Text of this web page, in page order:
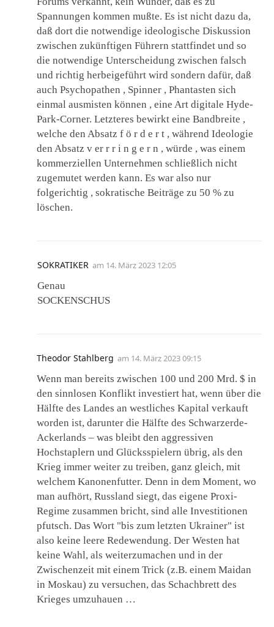
Spannungen kommen mußte. Es ist nicht dazu da,
daß dort die notwendige ideologische Diskussion
zwischen zukünftigen Führern stattfindet und so
die notwendige Unterscheidung zwischen falsch
und richtig herbeigeführt wird sondern dafür, daß
auch Psychopathen , Spinner , Phantasten sich
einmal ausmisten können , eine Art digitale Hyde-
Park-Corner. Letzteres bewirkt eine Bandbreite ,
welche den Absatz f ö r d e r t , während Ideologie
den Absatz v er r r i n g e r n , würde , was einem
kommerziellen Unternehmen schließlich nicht
zugemutet werden kann. Es war also nur
folgerichtig , sokratische Beiträge zu 50 % zu
löschen.
SOKRATIKER am 14. März 2023 12:05
Genau
SOCKENSCHUS
Theodor Stahlberg am 14. März 2023 09:15
Wenn man bereits zwischen 100 und 200 Mrd. $ in
den sinnlosen Konflikt investiert hat, wenn über die
Hälfte des Landes an westliches Kapital verkauft
worden ist, darunter die Hälfte des Schwarzerde-
Ackerlands – was bleibt den aggressiven
Hochstaplern und Glücksspielern übrig, als den
Krieg immer weiter zu treiben, ganz gleich, mit
welchem Kanonenfutter. Denn in dem Moment, wo
man aufhört, Russland siegt, das eigene Proxi-
Regime zusammen bricht, sind alle Investitionen
pfutsch. Das Wort "bis zum letzten Ukrainer" ist
also keine leere Redewendung. Der Westen hat
keine Wahl, als weiterzumachen und in der
Zwischenzeit mit einem Trick (z.B. einem Maidan
in Moskau) zu versuchen, das Schachbrett des
Krieges umzuhauen …